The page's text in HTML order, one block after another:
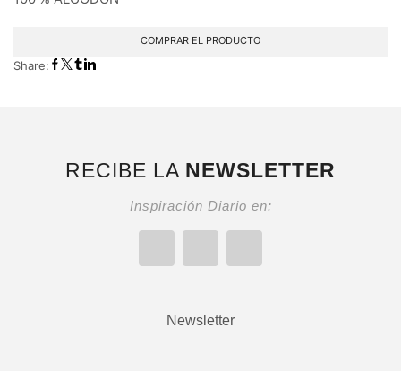
COMPRAR EL PRODUCTO
Share:
RECIBE LA NEWSLETTER
Inspiración Diario en:
Newsletter